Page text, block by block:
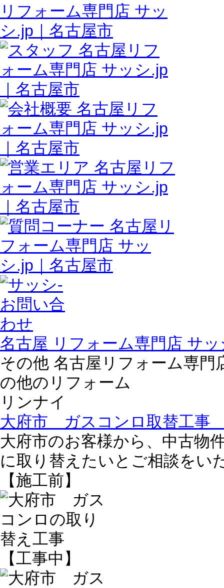
名古屋 リフォーム専門店 サ
その他 名古屋リフォーム専
の他のリフォーム
リンナイ
大府市 ガスコンロ取替工事
大府市のお客様から、中古物
に取り替えたいとご相談をい
【施工前】
【工事中】